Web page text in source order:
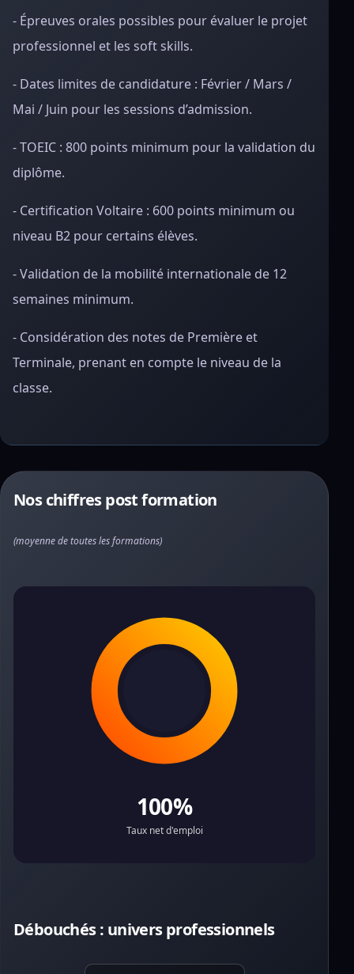
- Épreuves orales possibles pour évaluer le projet
professionnel et les soft skills.
- Dates limites de candidature : Février / Mars /
Mai / Juin pour les sessions d’admission.
- TOEIC : 800 points minimum pour la validation du
diplôme.
- Certification Voltaire : 600 points minimum ou
niveau B2 pour certains élèves.
- Validation de la mobilité internationale de 12
semaines minimum.
- Considération des notes de Première et
Terminale, prenant en compte le niveau de la
classe.
Nos chiffres post formation
(moyenne de toutes les formations)
100%
Taux net d'emploi
Débouchés : univers professionnels